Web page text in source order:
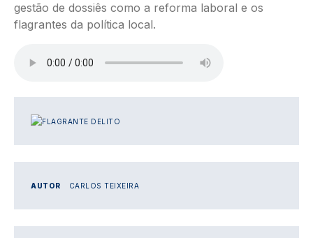
gestão de dossiês como a reforma laboral e os
flagrantes da política local.
IMAGEM
AUTOR CARLOS TEIXEIRA